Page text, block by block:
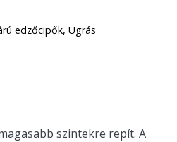
edzőcipők, Ugrás
szintekre repít. A